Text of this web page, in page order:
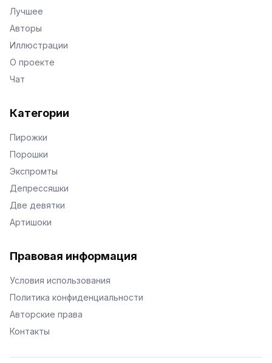
Лучшее
Авторы
Иллюстрации
О проекте
Чат
Категории
Пирожки
Порошки
Экспромты
Депрессяшки
Две девятки
Артишоки
Правовая информация
Условия использования
Политика конфиденциальности
Авторские права
Контакты